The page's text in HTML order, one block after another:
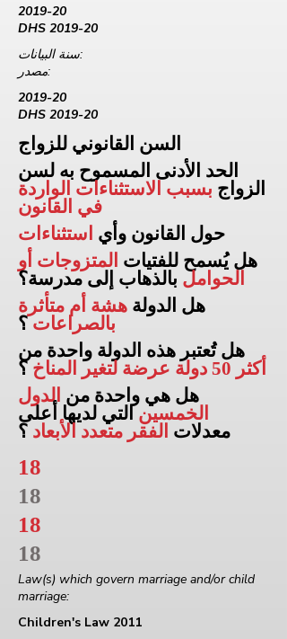
2019-20
DHS 2019-20
سنة البيانات:
مصدر:
2019-20
DHS 2019-20
السن القانوني للزواج
الحد الأدنى المسموح به لسن
الزواج بسبب الاستثناءات الواردة
في القانون
حول القانون وأي استثناءات
هل يُسمح للفتيات المتزوجات أو
الحوامل بالذهاب إلى مدرسة؟
هل الدولة هشة أم متأثرة
بالصراعات ؟
هل تُعتبر هذه الدولة واحدة من
أكثر 50 دولة عرضة لتغير المناخ
؟
هل هي واحدة من الدول
الخمسين التي لديها أعلى
معدلات الفقر متعدد الأبعاد ؟
18
18
18
18
Law(s) which govern marriage and/or child
marriage:
Children's Law 2011